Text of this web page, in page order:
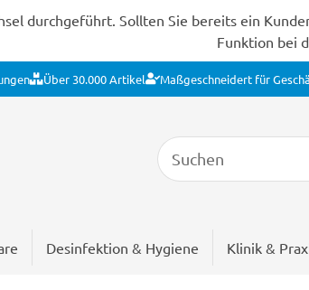
durchgeführt. Sollten Sie bereits ein
Funktion bei
Über 30.000 Artikel Maßgeschneidert für
Desinfektion & Hygiene Klinik &